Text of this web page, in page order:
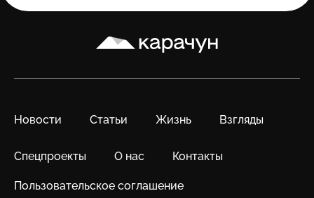
Карачун
Новости Статьи Жизнь Взгляды
Спецпроекты О нас Контакты
Пользовательское соглашение